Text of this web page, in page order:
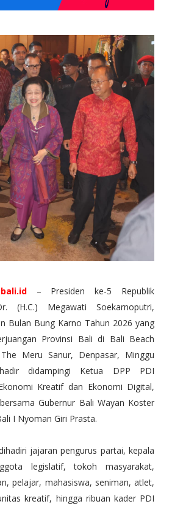
– Presiden ke-5 Republik
(H.C.) Megawati Soekarnoputri,
Bulan Bung Karno Tahun 2026 yang
Provinsi Bali di Bali Beach
Meru Sanur, Denpasar, Minggu
didampingi Ketua DPP PDI
Kreatif dan Ekonomi Digital,
Gubernur Bali Wayan Koster
I Nyoman Giri Prasta.
jajaran pengurus partai, kepala
legislatif, tokoh masyarakat,
pelajar, mahasiswa, seniman, atlet,
kreatif, hingga ribuan kader PDI